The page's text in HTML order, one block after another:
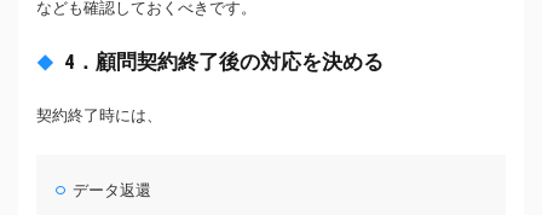
なども確認しておくべきです。
4．顧問契約終了後の対応を決める
契約終了時には、
データ返還